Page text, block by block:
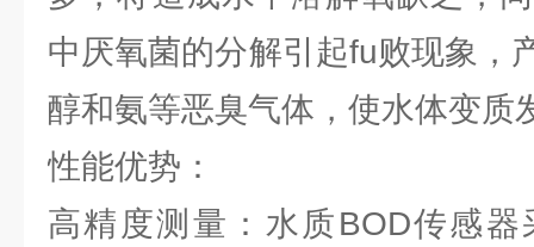
中厌氧菌的分解引起fu败现象，
醇和氨等恶臭气体，使水体变质
性能优势：
高精度测量：水质BOD传感